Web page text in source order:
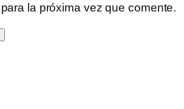
la próxima vez que comente.